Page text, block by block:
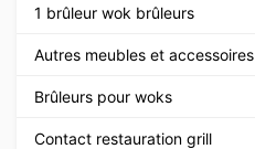
1 brûleur wok brûleurs
Autres meubles et accessoires
Brûleurs pour woks
Contact restauration grill